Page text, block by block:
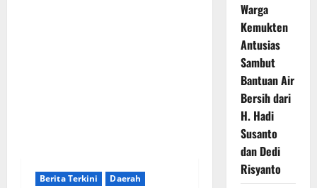
Berita Terkini
Daerah
Warga
Kemukten
Antusias
Sambut
Bantuan Air
Bersih dari
H. Hadi
Susanto
dan Dedi
Risyanto